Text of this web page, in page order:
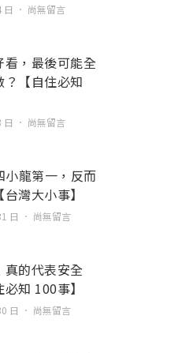
日 尚無留言
看，最後可能全
？【自住必知
日 尚無留言
小龍第一，反而
灣大小事】
日 尚無留言
真的代表安全
知 100事】
日 尚無留言